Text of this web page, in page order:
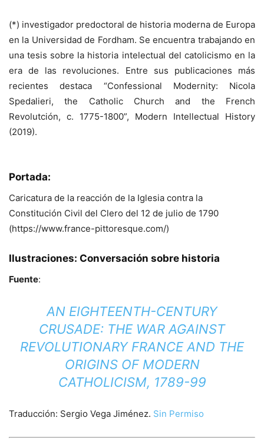
(*) investigador predoctoral de historia moderna de Europa
en la Universidad de Fordham. Se encuentra trabajando en
una tesis sobre la historia intelectual del catolicismo en la
era de las revoluciones. Entre sus publicaciones más
recientes destaca “Confessional Modernity: Nicola
Spedalieri, the Catholic Church and the French
Revolutción, c. 1775-1800”, Modern Intellectual History
(2019).
Portada:
Caricatura de la reacción de la Iglesia contra la
Constitución Civil del Clero del 12 de julio de 1790
(https://www.france-pittoresque.com/)
Ilustraciones: Conversación sobre historia
Fuente:
AN EIGHTEENTH-CENTURY
CRUSADE: THE WAR AGAINST
REVOLUTIONARY FRANCE AND THE
ORIGINS OF MODERN
CATHOLICISM, 1789-99
Traducción: Sergio Vega Jiménez. Sin Permiso